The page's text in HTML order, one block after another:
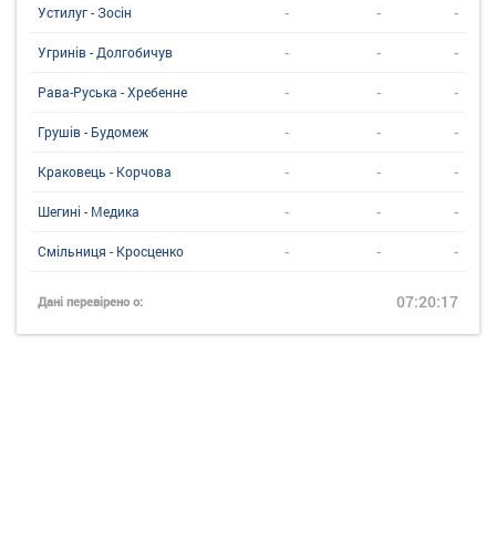
Устилуг - Зосін - - -
Угринiв - Долгобичув - - -
Рава-Руська - Хребенне - - -
Грушів - Будомеж - - -
Краковець - Корчова - - -
Шегині - Медика - - -
Смільниця - Кросценко - - -
Дані перевірено о: 07:20:17